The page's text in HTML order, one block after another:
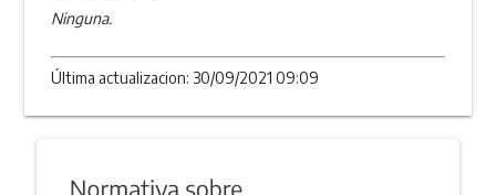
Ninguna.
Última actualizacion: 30/09/2021 09:09